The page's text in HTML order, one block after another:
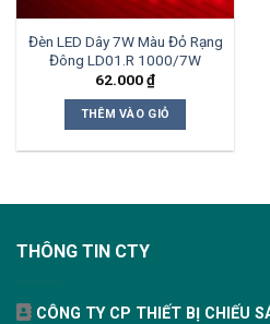
Đèn LED Dây 7W Màu Đỏ Rạng
Đông LD01.R 1000/7W
62.000₫
THÊM VÀO GIỎ
THÔNG TIN CTY
CÔNG TY CP THIẾT BỊ CHIẾU